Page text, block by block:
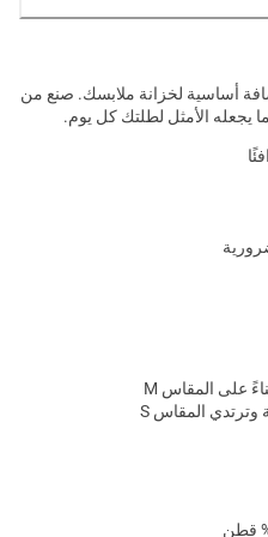
أساسية لخزانة ملابسك. صنع من
يجعله الأمثل لطلتك كل يوم.